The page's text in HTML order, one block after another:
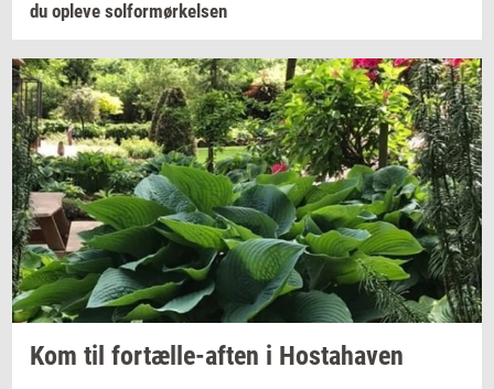
du op­le­ve sol­for­mør­kel­sen
Kom til fortælle-​aften i Hosta­ha­ven